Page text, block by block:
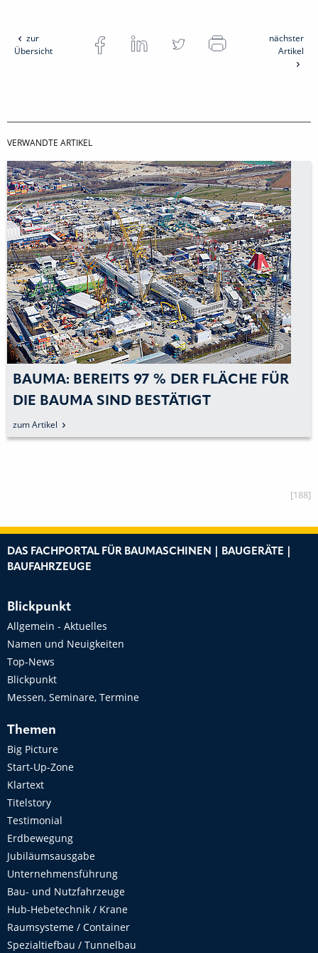
zur
Übersicht
nächster
Artikel
VERWANDTE ARTIKEL
41 FINALISTEN FÜR DEN »BAUMA-
INNOVATIONSPREIS« STEHEN FEST
[188]
DAS FACHPORTAL FÜR BAUMASCHINEN | BAUGERÄTE |
BAUFAHRZEUGE
Blickpunkt
Allgemein - Aktuelles
Namen und Neuigkeiten
Top-News
Blickpunkt
Messen, Seminare, Termine
Themen
Big Picture
Start-Up-Zone
Klartext
Titelstory
Testimonial
Erdbewegung
Jubiläumsausgabe
Unternehmensführung
Bau- und Nutzfahrzeuge
Hub-Hebetechnik / Krane
Raumsysteme / Container
Spezialtiefbau / Tunnelbau